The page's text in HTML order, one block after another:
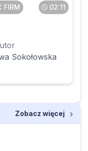
FIRM 02:11
Sokołowska
Zobacz więcej